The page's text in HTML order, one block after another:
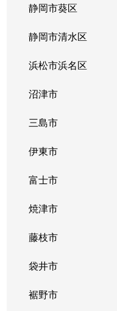
静岡市葵区
静岡市清水区
浜松市浜名区
沼津市
三島市
伊東市
富士市
焼津市
藤枝市
袋井市
裾野市